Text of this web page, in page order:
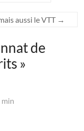
aussi le VTT →
de
»
min